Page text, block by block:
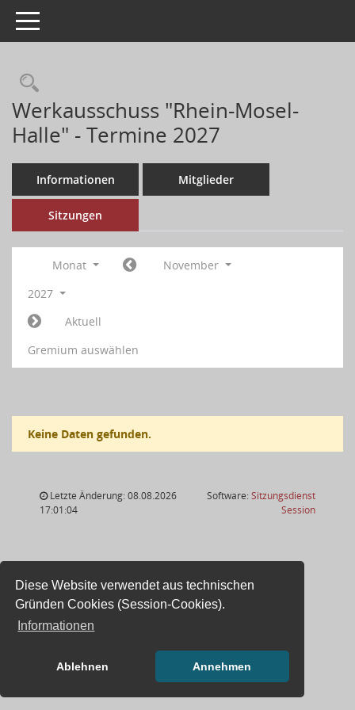
Diese Website verwendet aus technischen
Gründen Cookies (Session-Cookies).
Informationen
Ablehnen Annehmen
Toggle navigation
Werkausschuss "Rhein-Mosel-
Halle" - Termine 2027
Informationen Mitglieder
Sitzungen
Monat
November
2027
Aktuell
Gremium auswählen
Keine Daten gefunden.
Letzte Änderung: 08.08.2026
17:01:04
Software:Sitzungsdienst
Session(Wird in